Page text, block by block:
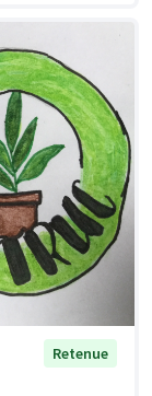
Retenue